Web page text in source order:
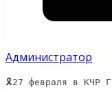
Администратор
🎗27 февраля в КЧР